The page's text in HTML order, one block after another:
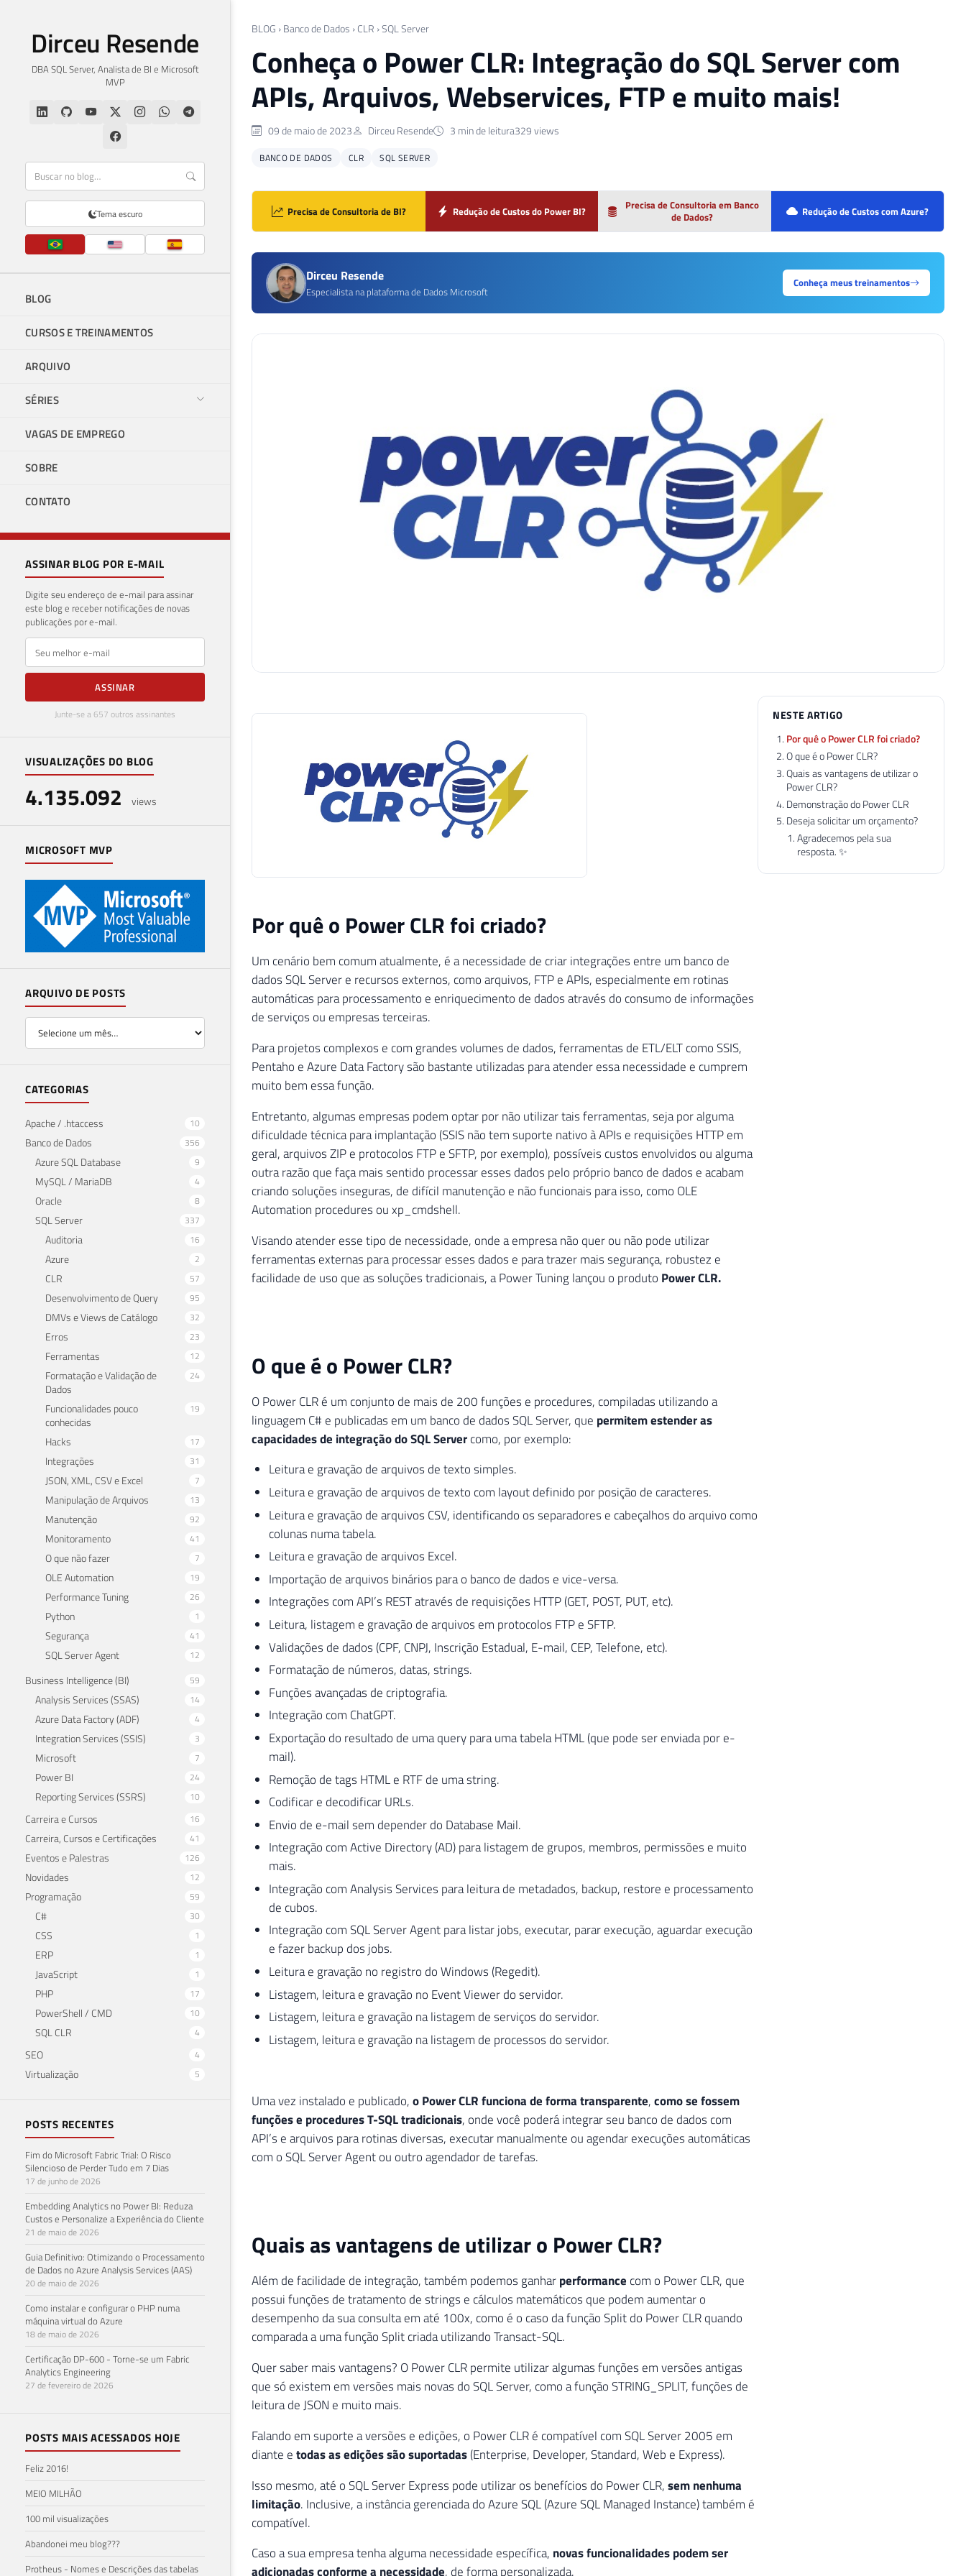
Dirceu Resende
DBA SQL Server, Analista de BI e Microsoft
MVP
Tema escuro
BLOG
CURSOS E TREINAMENTOS
ARQUIVO
SÉRIES
VAGAS DE EMPREGO
SOBRE
CONTATO
ASSINAR BLOG POR E-MAIL
Digite seu endereço de e-mail para assinar
este blog e receber notificações de novas
publicações por e-mail.
E-mail
ASSINAR
Junte-se a 657 outros assinantes
VISUALIZAÇÕES DO BLOG
4.135.092 views
MICROSOFT MVP
ARQUIVO DE POSTS
CATEGORIAS
Apache / .htaccess 10
Banco de Dados 356
Azure SQL Database 9
MySQL / MariaDB 4
Oracle 8
SQL Server 337
Auditoria 16
Azure 2
CLR 57
Desenvolvimento de Query 95
DMVs e Views de Catálogo 32
Erros 23
Ferramentas 12
Formatação e Validação de
Dados
24
Funcionalidades pouco
conhecidas
19
Hacks 17
Integrações 31
JSON, XML, CSV e Excel 7
Manipulação de Arquivos 13
Manutenção 92
Monitoramento 41
O que não fazer 7
OLE Automation 19
Performance Tuning 26
Python 1
Segurança 41
SQL Server Agent 12
Business Intelligence (BI) 59
Analysis Services (SSAS) 14
Azure Data Factory (ADF) 4
Integration Services (SSIS) 3
Microsoft 7
Power BI 24
Reporting Services (SSRS) 10
Carreira e Cursos 16
Carreira, Cursos e Certificações 41
Eventos e Palestras 126
Novidades 12
Programação 59
C# 30
CSS 1
ERP 1
JavaScript 1
PHP 17
PowerShell / CMD 10
SQL CLR 4
SEO 4
Virtualização 5
POSTS RECENTES
Fim do Microsoft Fabric Trial: O Risco
Silencioso de Perder Tudo em 7 Dias
17 de junho de 2026
Embedding Analytics no Power BI: Reduza
Custos e Personalize a Experiência do Cliente
21 de maio de 2026
Guia Definitivo: Otimizando o Processamento
de Dados no Azure Analysis Services (AAS)
20 de maio de 2026
Como instalar e configurar o PHP numa
máquina virtual do Azure
18 de maio de 2026
Certificação DP-600 - Torne-se um Fabric
Analytics Engineering
27 de fevereiro de 2026
POSTS MAIS ACESSADOS HOJE
Feliz 2016!
MEIO MILHÃO
100 mil visualizações
Abandonei meu blog???
Protheus - Nomes e Descrições das tabelas
BLOG › Banco de Dados › CLR ›SQL Server
Conheça o Power CLR: Integração do SQL Server com
APIs, Arquivos, Webservices, FTP e muito mais!
09 de maio de 2023 Dirceu Resende 3 min de leitura329 views
BANCO DE DADOS CLR SQL SERVER
Precisa de Consultoria de BI? Redução de Custos do Power BI?
Precisa de Consultoria em Banco
de Dados?
Redução de Custos com Azure?
Dirceu Resende
Especialista na plataforma de Dados Microsoft
Conheça meus treinamentos
Por quê o Power CLR foi criado?
Um cenário bem comum atualmente, é a necessidade de criar integrações entre um banco de
dados SQL Server e recursos externos, como arquivos, FTP e APIs, especialmente em rotinas
automáticas para processamento e enriquecimento de dados através do consumo de informações
de serviços ou empresas terceiras.
Para projetos complexos e com grandes volumes de dados, ferramentas de ETL/ELT como SSIS,
Pentaho e Azure Data Factory são bastante utilizadas para atender essa necessidade e cumprem
muito bem essa função.
Entretanto, algumas empresas podem optar por não utilizar tais ferramentas, seja por alguma
dificuldade técnica para implantação (SSIS não tem suporte nativo à APIs e requisições HTTP em
geral, arquivos ZIP e protocolos FTP e SFTP, por exemplo), possíveis custos envolvidos ou alguma
outra razão que faça mais sentido processar esses dados pelo próprio banco de dados e acabam
criando soluções inseguras, de difícil manutenção e não funcionais para isso, como OLE
Automation procedures ou xp_cmdshell.
Visando atender esse tipo de necessidade, onde a empresa não quer ou não pode utilizar
ferramentas externas para processar esses dados e para trazer mais segurança, robustez e
facilidade de uso que as soluções tradicionais, a Power Tuning lançou o produto Power CLR.
O que é o Power CLR?
O Power CLR é um conjunto de mais de 200 funções e procedures, compiladas utilizando a
linguagem C# e publicadas em um banco de dados SQL Server, que permitem estender as
capacidades de integração do SQL Servercomo, por exemplo:
Leitura e gravação de arquivos de texto simples.
Leitura e gravação de arquivos de texto com layout definido por posição de caracteres.
Leitura e gravação de arquivos CSV, identificando os separadores e cabeçalhos do arquivo como
colunas numa tabela.
Leitura e gravação de arquivos Excel.
Importação de arquivos binários para o banco de dados e vice-versa.
Integrações com API’s REST através de requisições HTTP (GET, POST, PUT, etc).
Leitura, listagem e gravação de arquivos em protocolos FTP e SFTP.
Validações de dados (CPF, CNPJ, Inscrição Estadual, E-mail, CEP, Telefone, etc).
Formatação de números, datas, strings.
Funções avançadas de criptografia.
Integração com ChatGPT.
Exportação do resultado de uma query para uma tabela HTML (que pode ser enviada por e-
mail).
Remoção de tags HTML e RTF de uma string.
Codificar e decodificar URLs.
Envio de e-mail sem depender do Database Mail.
Integração com Active Directory (AD) para listagem de grupos, membros, permissões e muito
mais.
Integração com Analysis Services para leitura de metadados, backup, restore e processamento
de cubos.
Integração com SQL Server Agent para listar jobs, executar, parar execução, aguardar execução
e fazer backup dos jobs.
Leitura e gravação no registro do Windows (Regedit).
Listagem, leitura e gravação no Event Viewer do servidor.
Listagem, leitura e gravação na listagem de serviços do servidor.
Listagem, leitura e gravação na listagem de processos do servidor.
Uma vez instalado e publicado,o Power CLR funciona de forma transparente,como se fossem
funções e procedures T-SQL tradicionais, onde você poderá integrar seu banco de dados com
API’s e arquivos para rotinas diversas, executar manualmente ou agendar execuções automáticas
com o SQL Server Agent ou outro agendador de tarefas.
Quais as vantagens de utilizar o Power CLR?
Além de facilidade de integração, também podemos ganharperformance com o Power CLR, que
possui funções de tratamento de strings e cálculos matemáticos que podem aumentar o
desempenho da sua consulta em até 100x, como é o caso da função Split do Power CLR quando
comparada a uma função Split criada utilizando Transact-SQL.
Quer saber mais vantagens? O Power CLR permite utilizar algumas funções em versões antigas
que só existem em versões mais novas do SQL Server, como a função STRING_SPLIT, funções de
leitura de JSON e muito mais.
Falando em suporte a versões e edições, o Power CLR é compatível com SQL Server 2005 em
diante etodas as edições são suportadas(Enterprise, Developer, Standard, Web e Express).
Isso mesmo, até o SQL Server Express pode utilizar os benefícios do Power CLR,sem nenhuma
limitação. Inclusive, a instância gerenciada do Azure SQL (Azure SQL Managed Instance) também é
compatível.
Caso a sua empresa tenha alguma necessidade específica, novas funcionalidades podem ser
adicionadas conforme a necessidade, de forma personalizada.
NESTE ARTIGO
Por quê o Power CLR foi criado?
O que é o Power CLR?
Quais as vantagens de utilizar o
Power CLR?
Demonstração do Power CLR
Deseja solicitar um orçamento?
Agradecemos pela sua
resposta. ✨